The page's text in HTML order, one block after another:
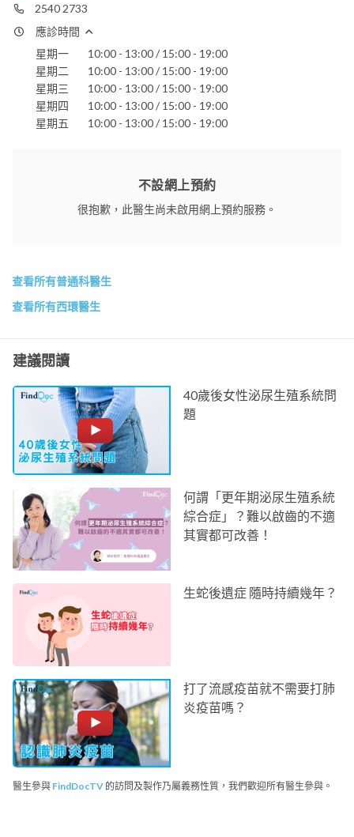
2540 2733
應診時間
星期一
10:00 - 13:00 / 15:00 - 19:00
星期二
10:00 - 13:00 / 15:00 - 19:00
星期三
10:00 - 13:00 / 15:00 - 19:00
星期四
10:00 - 13:00 / 15:00 - 19:00
星期五
10:00 - 13:00 / 15:00 - 19:00
不設網上預約
很抱歉，此醫生尚未啟用網上預約服務。
查看所有普通科醫生
查看所有西環醫生
建議閱讀
40歲後女性泌尿生殖系統問
題
何謂「更年期泌尿生殖系統
綜合症」？難以啟齒的不適
其實都可改善！
生蛇後遺症 隨時持續幾年？
打了流感疫苗就不需要打肺
炎疫苗嗎？
醫生參與 FindDocTV 的訪問及製作乃屬義務性質，我們歡迎所有醫生參與。